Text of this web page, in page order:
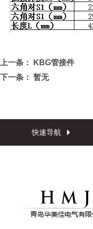
上一条：
KBG管接件
下一条： 暂无
快速导航